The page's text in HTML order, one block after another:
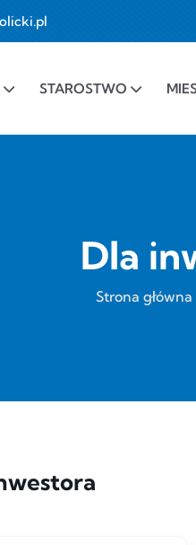
STAROSTWO
Dla
Strona główna